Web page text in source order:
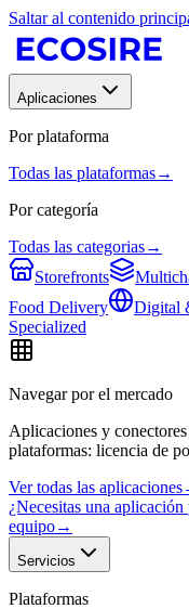
Saltar al contenido
Aplicaciones
Por plataforma
Todas las plataformas→
Por categoría
Todas las categorias→
Storefronts
Food Delivery
Digital
Specialized
Navegar por el mercado
Aplicaciones y
plataformas: licencia de
Ver todas las aplicaciones
¿Necesitas una
equipo→
Servicios
Plataformas